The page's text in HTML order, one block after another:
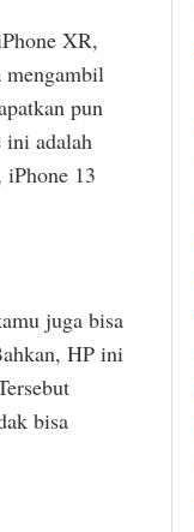
XR,
mengambil
pun
ini adalah
13
juga bisa
HP ini
bisa